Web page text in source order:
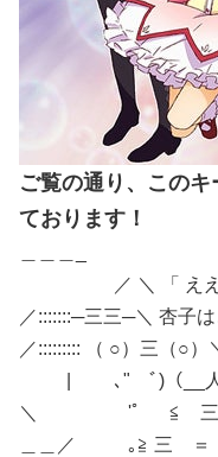
ご覧の通り、この
ております！
／ ＼ 「 えええ
／:::::::─三三─＼ 杏子
／::::::::: （ ○）三（○）
| ､" ﾞ)（__人__）
＼ ゝ'ﾟ ≦ 三
＿＿／ ｡≧ 三 ＝